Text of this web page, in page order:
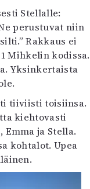
Stellalle:
perustuvat niin
Rakkaus ei
Mihkelin kodissa.
Yksinkertaista
tiiviisti toisiinsa.
kiehtovasti
ja Stella.
kohtalot. Upea